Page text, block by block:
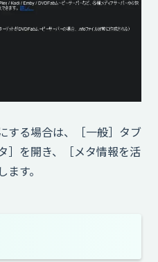
する場合は、［一般］タブ
］を開き、［メタ情報を活
す。